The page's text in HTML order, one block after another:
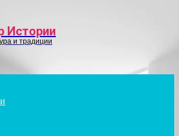
Истории
и традиции